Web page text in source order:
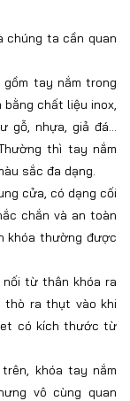
chúng ta cần quan
tay nắm trong
chất liệu inox,
gỗ, nhựa, giả đá…
thì tay nắm
sắc đa dạng.
cửa, có dạng cối
chắn và an toàn
khóa thường được
từ thân khóa ra
thò ra thụt vào khi
có kích thước từ
khóa tay nắm
vô cùng quan